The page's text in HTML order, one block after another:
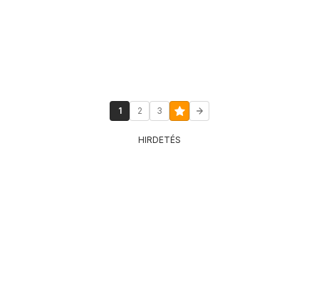
1 2 3
HIRDETÉS